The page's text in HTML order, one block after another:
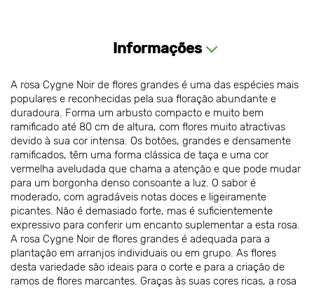
Informações
A rosa Cygne Noir de flores grandes é uma das espécies mais
populares e reconhecidas pela sua floração abundante e
duradoura. Forma um arbusto compacto e muito bem
ramificado até 80 cm de altura, com flores muito atractivas
devido à sua cor intensa. Os botões, grandes e densamente
ramificados, têm uma forma clássica de taça e uma cor
vermelha aveludada que chama a atenção e que pode mudar
para um borgonha denso consoante a luz. O sabor é
moderado, com agradáveis notas doces e ligeiramente
picantes. Não é demasiado forte, mas é suficientemente
expressivo para conferir um encanto suplementar a esta rosa.
A rosa Cygne Noir de flores grandes é adequada para a
plantação em arranjos individuais ou em grupo. As flores
desta variedade são ideais para o corte e para a criação de
ramos de flores marcantes. Graças às suas cores ricas, a rosa